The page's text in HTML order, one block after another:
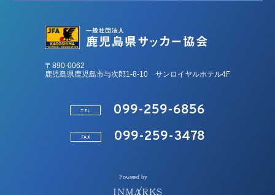
〒890-0062
鹿児島県鹿児島市与次郎1-8-10 サンロイヤルホテル4F
TEL 099-259-6856
FAX 099-259-3478